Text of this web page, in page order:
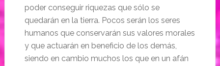
poder conseguir riquezas que sólo se
quedarán en la tierra. Pocos serán los seres
humanos que conservarán sus valores morales
y que actuarán en beneficio de los demás,
siendo en cambio muchos los que en un afán